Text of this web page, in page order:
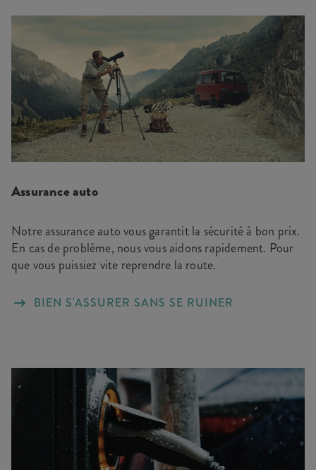
Assurance auto
Notre assurance auto vous garantit la sécurité à bon prix.
En cas de problème, nous vous aidons rapidement. Pour
que vous puissiez vite reprendre la route.
BIEN S'ASSURER SANS SE RUINER